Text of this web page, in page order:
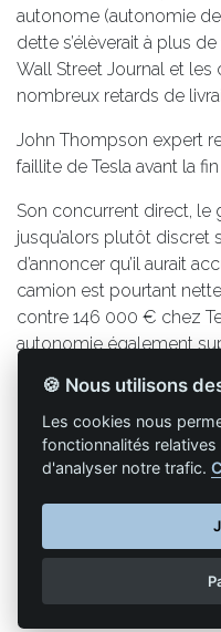
autonome (autonomie
dette s’élèverait à plus
Wall Street Journal et
nombreux retards de
John Thompson expert
faillite de Tesla avant la fin
Son concurrent direct, le
jusqu’alors plutôt
d’annoncer qu’il aurait
camion est pourtant
contre 146 000 € chez
autonomie également
des clients.
Retour à
🍪 Nous utilisons
Les cookies nous
fonctionnalités
d'analyser notre trafic.